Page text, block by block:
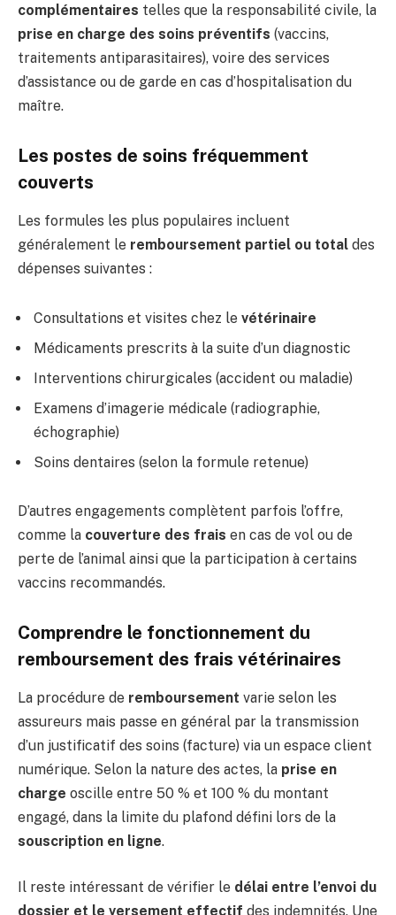
complémentaires telles que la responsabilité civile, la
prise en charge des soins préventifs (vaccins,
traitements antiparasitaires), voire des services
d’assistance ou de garde en cas d’hospitalisation du
maître.
Les postes de soins fréquemment
couverts
Les formules les plus populaires incluent
généralement le remboursement partiel ou total des
dépenses suivantes :
Consultations et visites chez le vétérinaire
Médicaments prescrits à la suite d’un diagnostic
Interventions chirurgicales (accident ou maladie)
Examens d’imagerie médicale (radiographie,
échographie)
Soins dentaires (selon la formule retenue)
D’autres engagements complètent parfois l’offre,
comme la couverture des frais en cas de vol ou de
perte de l’animal ainsi que la participation à certains
vaccins recommandés.
Comprendre le fonctionnement du
remboursement des frais vétérinaires
La procédure de remboursement varie selon les
assureurs mais passe en général par la transmission
d’un justificatif des soins (facture) via un espace client
numérique. Selon la nature des actes, la prise en
charge oscille entre 50 % et 100 % du montant
engagé, dans la limite du plafond défini lors de la
souscription en ligne.
Il reste intéressant de vérifier le délai entre l’envoi du
dossier et le versement effectif des indemnités. Une